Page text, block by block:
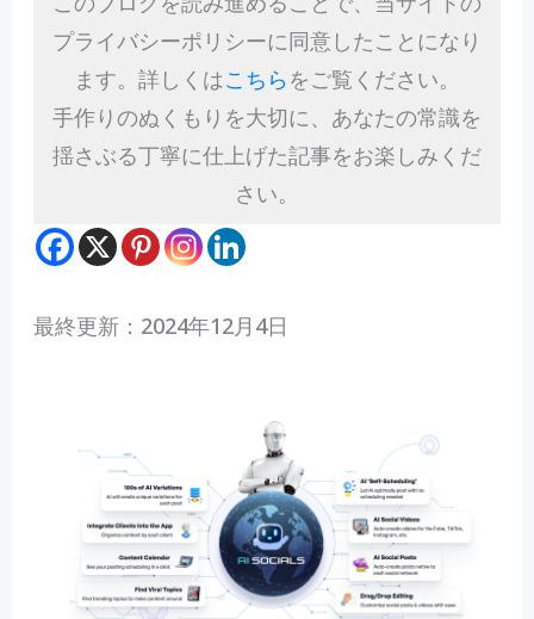
プライバシーポリシーに同意したことになり
ます。詳しくはこちら をご覧ください。
手作りのぬくもりを大切に、あなたの常識を
揺さぶる丁寧に仕上げた記事をお楽しみくだ
さい。
最終更新：2024年12月4日